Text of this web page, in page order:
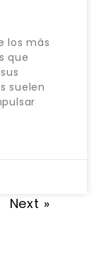
los más
que
suelen
Next »